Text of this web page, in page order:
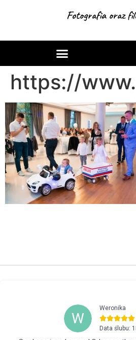
Fotografia oraz
https://